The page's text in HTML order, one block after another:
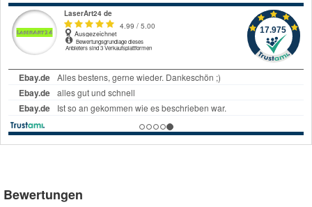
Bewertungen